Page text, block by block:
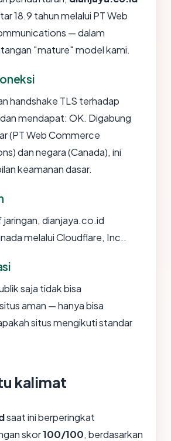
18.9 tahun melalui PT Web
— dalam
"mature" model kami.
handshake TLS terhadap
mendapat: OK. Digabung
(PT Web Commerce
dan negara (Canada), ini
keamanan dasar.
dianjaya.co.id
melalui Cloudflare, Inc..
saja tidak bisa
aman — hanya bisa
situs mengikuti standar
kalimat
saat ini berperingkat
skor100/100, berdasarkan